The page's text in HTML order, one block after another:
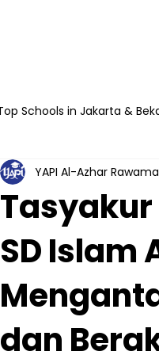
Schools in Jakarta &
SDIA 13
Athfal Sakinah
SD Islam
dan
YAPI Al-Azhar